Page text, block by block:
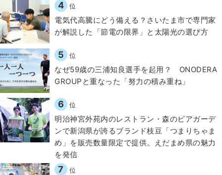
4 位
電気代高騰にどう備える？さいたま市で専門家
が解説した「節電の限界」と太陽光の選び方
5 位
なぜ59歳の三浦知良選手を起用？ ONODERA
GROUPと重なった「努力の積み重ね」
6 位
明治神宮外苑内のレストラン・森のビアガーデ
ンで新潟県が誇るブランド枝豆「つまりちゃま
め」を販売数量限定で提供。えだまめ県の魅力
を発信
7 位